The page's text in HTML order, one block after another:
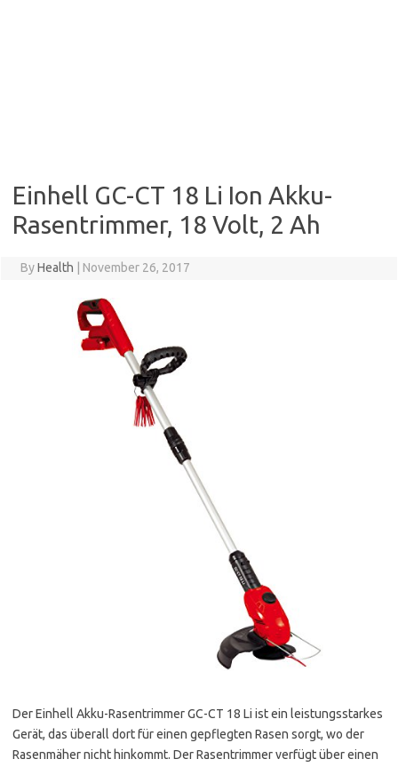
Einhell GC-CT 18 Li Ion Akku-
Rasentrimmer, 18 Volt, 2 Ah
ByHealth November 26, 2017
Der Einhell Akku-Rasentrimmer GC-CT 18 Li ist ein leistungsstarkes
Gerät, das überall dort für einen gepflegten Rasen sorgt, wo der
Rasenmäher nicht hinkommt. Der Rasentrimmer verfügt über einen